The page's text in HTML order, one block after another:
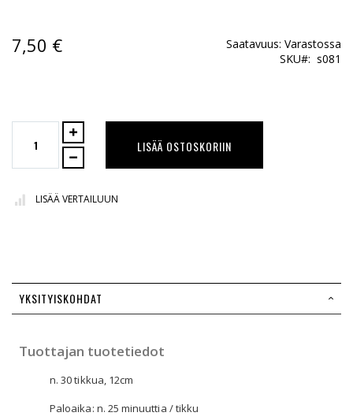
7,50 € Saatavuus: Varastossa
SKU
s081
LISÄÄ OSTOSKORIIN
LISÄÄ VERTAILUUN
YKSITYISKOHDAT
Tuottajan tuotetiedot
n. 30 tikkua, 12cm
Paloaika: n. 25 minuuttia / tikku